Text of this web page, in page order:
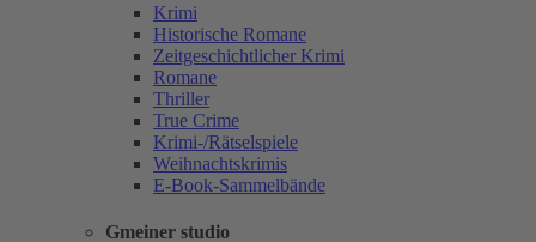
Krimi
Historische Romane
Zeitgeschichtlicher Krimi
Romane
Thriller
True Crime
Krimi-/Rätselspiele
Weihnachtskrimis
E-Book-Sammelbände
Gmeiner studio